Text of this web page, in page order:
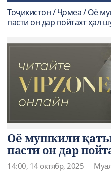
Тоҷикистон / Ҷомеа / Оё
пасти он дар пойтахт ҳал
Оё мушкили
пасти он дар
14:00, 14 октябр, 2025